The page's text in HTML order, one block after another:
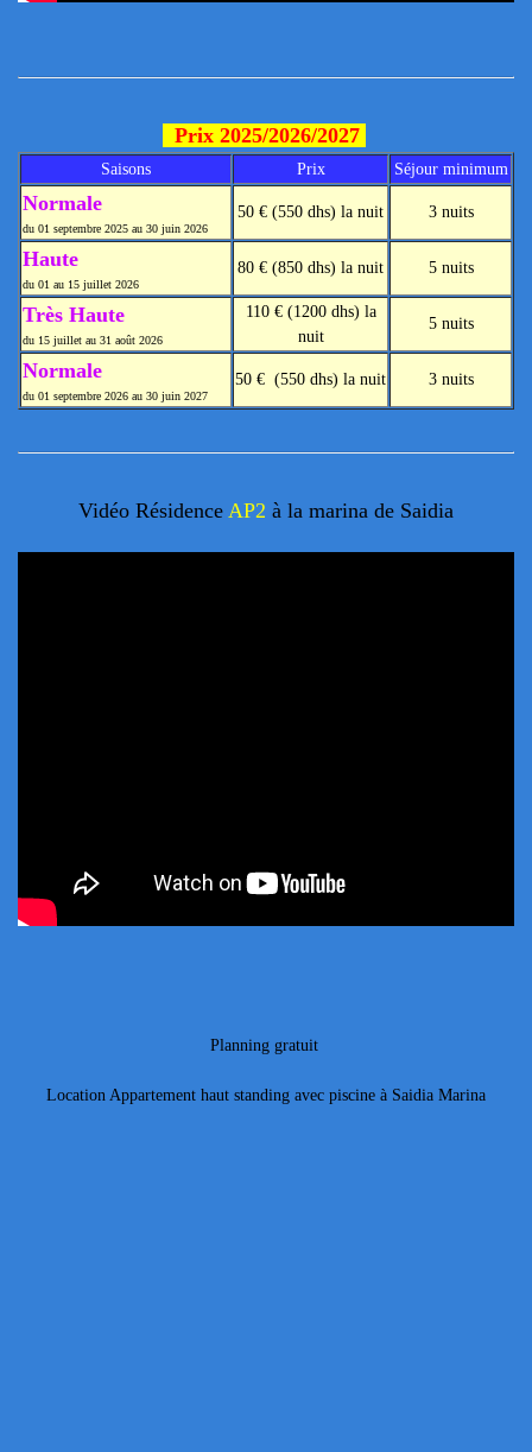
Prix 2025/2026/2027
Saisons Prix Séjour minimum
Normale
du 01 septembre 2025 au 30 juin 2026
50 € (550 dhs) la nuit 3 nuits
Haute
du 01 au 15 juillet 2026
80 € (850 dhs) la nuit 5 nuits
Très Haute
du 15 juillet au 31 août 2026
110 € (1200 dhs) la
nuit
5 nuits
Normale
du 01 septembre 2026 au 30 juin 2027
50 € (550 dhs) la nuit 3 nuits
Vidéo Résidence AP2 à la marina de Saidia
Planning gratuit
Location Appartement haut standing avec piscine à Saidia Marina